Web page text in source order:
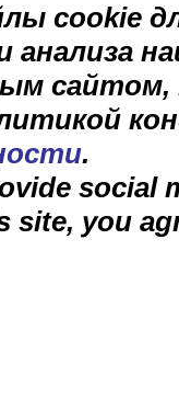
cookie
анализа
.
social
you